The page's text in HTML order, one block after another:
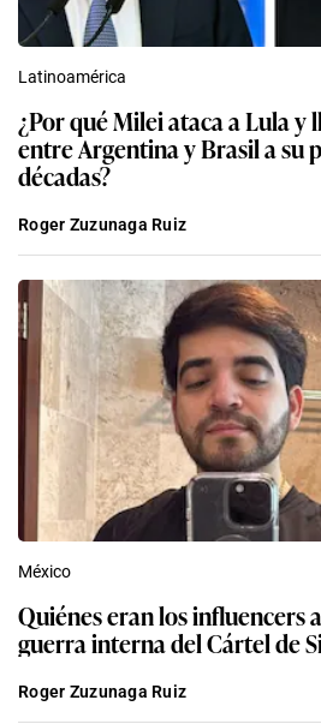
Latinoamérica
¿Por qué Milei ataca a Lula y
entre Argentina y Brasil a su
décadas?
Roger Zuzunaga Ruiz
México
Quiénes eran los influencers
guerra interna del Cártel de
Roger Zuzunaga Ruiz